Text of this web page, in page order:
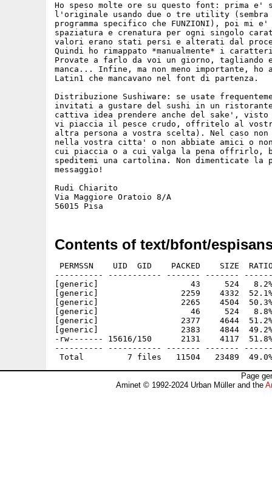
Ho speso molte ore su questo font: prima e'
l'originale usando due o tre utility (sembra
programma specifico che FUNZIONI), poi mi
spaziatura e crenatura per ogni singolo
valori erano stati persi e alterati dal
Quindi ho rimappato *manualmente* i
Provate a farlo da voi un giorno, tagliando
manca... Infine, ma non meno importante,
Latin1 che mancavano nel font di partenza.
Distribuzione Sushiware: se usate
invitati a gustare del sushi in un ristorante
cattiva idea prendere anche del sake',
vi piaccia il pesce crudo, offritelo al
altra persona a vostra scelta). Nel caso
nella vostra citta' o non abbiate amici o non
cui piaccia o a cui valga la pena offrirlo,
speditemi una cartolina. Non dimenticate
messaggio!
Rudi Chiarito
Via Maggiore Oratoio 8/A
Contents of text/bfont/
PERMSSN    UID  GID    PACKED    SIZE
---------- ----------- ------- -------
[generic]                   43     524   8.2% -
[generic]                 2259    4332  52.1% -
[generic]                 2265    4504  50.3% -
[generic]                   46     524   8.8% -
[generic]                 2377    4644  51.2% -
[generic]                 2383    4844  49.2% -
-rw------- 15616/150      2131    4117  51.8%
---------- ----------- ------- -------
Page
Aminet © 1992-2024 Urban Müller and the